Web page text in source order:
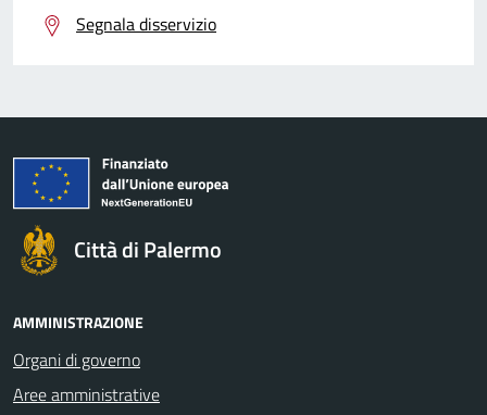
Segnala disservizio
Città di Palermo
AMMINISTRAZIONE
Organi di governo
Aree amministrative